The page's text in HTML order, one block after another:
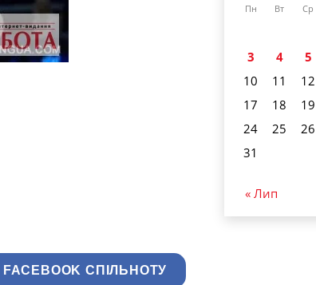
СПІЛЬНОТУ
Пн Вт Ср
3
4 5
10
11 12
17
18 19
24
25 26
31
« Лип